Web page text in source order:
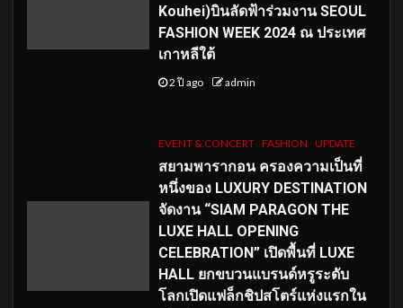
Kouhei)บินลัดฟ้าร่วมงาน SEOUL
FASHION WEEK 2024 ณ ประเทศ
เกาหลีใต้
2 ปี ago admin
EVENT & CONCERT FASHION UPDATE
สยามพารากอน ครองความเป็นที่
หนึ่งของ LUXURY DESTINATION
จัดงาน “SIAM PARAGON THE
LUXE HALL OPENING
CELEBRATION” เปิดพื้นที่ LUXE
HALL ยกขบวนแบรนด์หรูระดับ
โลกเปิดแฟล็กชิปสโตร์แห่งแรกใน